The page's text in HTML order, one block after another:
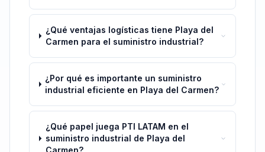
¿Qué ventajas logísticas tiene Playa del
Carmen para el suministro industrial?
¿Por qué es importante un suministro
industrial eficiente en Playa del Carmen?
¿Qué papel juega PTI LATAM en el
suministro industrial de Playa del
Carmen?